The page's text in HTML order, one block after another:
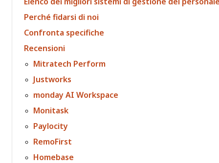
Elenco dei migliori sistemi di gestione del
Perché fidarsi di noi
Confronta specifiche
Recensioni
Mitratech Perform
Justworks
monday AI Workspace
Monitask
Paylocity
RemoFirst
Homebase